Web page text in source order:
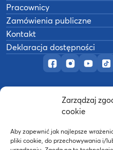
Zarządzaj
cookie
Aby zapewnić jak najlepsze
pliki cookie, do przechowywania i/
Profil AWFProfil AWF
Profil
Pracownicy
Zamówienia publiczne
Kontakt
Deklaracja dostępności
Akademia
Wykonanie: nFinity.pl